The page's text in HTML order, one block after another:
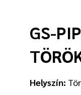
GS-
Helyszín: